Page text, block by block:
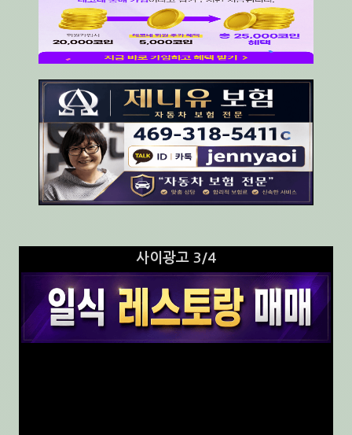
사이광고 3/4